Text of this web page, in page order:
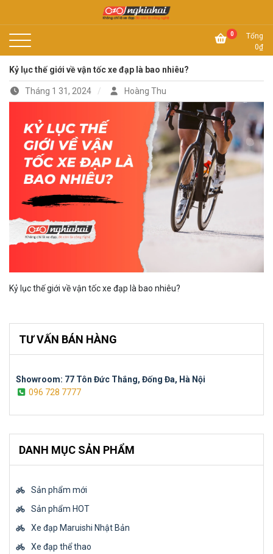
Xe đạp Nhật Nghĩa Hải 0
Tổng
0₫
Kỷ lục thế giới về vận tốc xe đạp là bao nhiêu?
Tháng 1 31, 2024 Hoàng Thu
Kỷ lục thế giới về vận tốc xe đạp là bao nhiêu?
TƯ VẤN BÁN HÀNG
Showroom: 77 Tôn Đức Thắng, Đống Đa, Hà Nội
096 728 7777
DANH MỤC SẢN PHẨM
Sản phẩm mới
Sản phẩm HOT
Xe đạp Maruishi Nhật Bản
Xe đạp thể thao